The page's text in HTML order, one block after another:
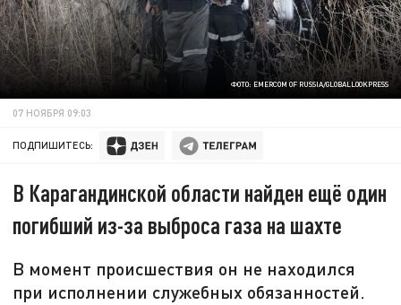
ФОТО: EMERCOM OF RUSSIA/GLOBALLOOKPRESS
07 НОЯБРЯ 09:03
ПОДПИШИТЕСЬ:
В Карагандинской области найден ещё один
погибший из-за выброса газа на шахте
В момент происшествия он не находился
при исполнении служебных обязанностей.